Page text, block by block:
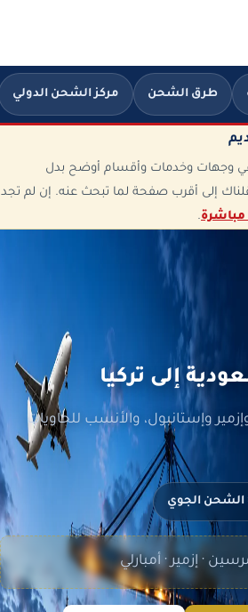
طرق الشحن مركز الشحن الدولي
في وجهات وخدمات وأقسام أوضح بدل
إلى أقرب صفحة لما تبحث عنه. إن لم تجد
.
إلى تركيا
وإستانبول، والأنسب للحاويات
الجوي
· إزمير · أمبارلي